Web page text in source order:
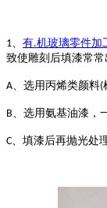
1 有.机玻璃零件加
致使雕刻后填漆常
A 、选用丙烯类颜料(
B 、选用氨基油漆，
C 、填漆后再抛光处